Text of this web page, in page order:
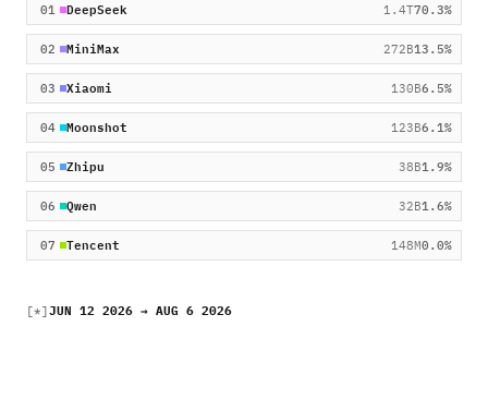
01 DeepSeek 1.4T70.3%
02 MiniMax 272B13.5%
03 Xiaomi 130B6.5%
04 Moonshot 123B6.1%
05 Zhipu 38B1.9%
06 Qwen 32B1.6%
07 Tencent 148M0.0%
[*]JUN 12 2026 → AUG 6 2026